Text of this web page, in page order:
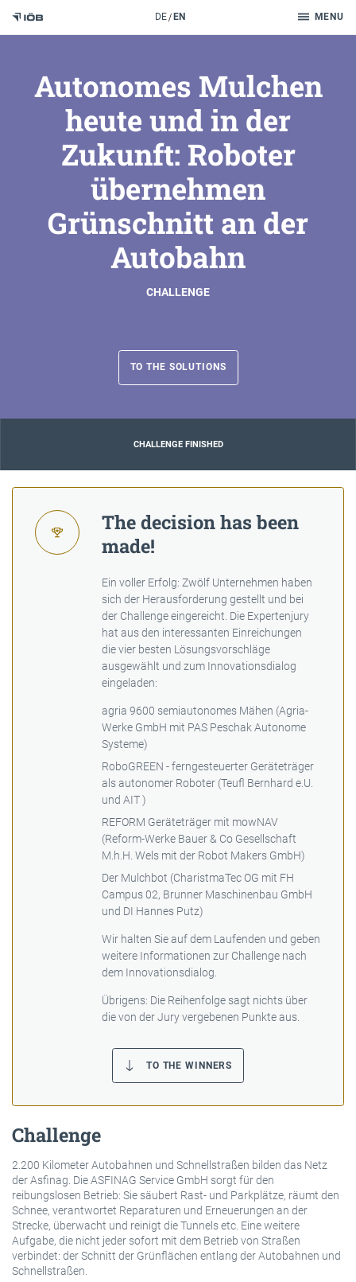
DE EN MENU
Autonomes Mulchen
heute und in der
Zukunft: Roboter
übernehmen
Grünschnitt an der
Autobahn
CHALLENGE
TO THE SOLUTIONS
CHALLENGE FINISHED
The decision has been
made!
Ein voller Erfolg: Zwölf Unternehmen haben
sich der Herausforderung gestellt und bei
der Challenge eingereicht. Die Expertenjury
hat aus den interessanten Einreichungen
die vier besten Lösungsvorschläge
ausgewählt und zum Innovationsdialog
eingeladen:
agria 9600 semiautonomes Mähen (Agria-
Werke GmbH mit PAS Peschak Autonome
Systeme)
RoboGREEN - ferngesteuerter Geräteträger
als autonomer Roboter (Teufl Bernhard e.U.
und AIT )
REFORM Geräteträger mit mowNAV
(Reform-Werke Bauer & Co Gesellschaft
M.h.H. Wels mit der Robot Makers GmbH)
Der Mulchbot (CharistmaTec OG mit FH
Campus 02, Brunner Maschinenbau GmbH
und DI Hannes Putz)
Wir halten Sie auf dem Laufenden und geben
weitere Informationen zur Challenge nach
dem Innovationsdialog.
Übrigens: Die Reihenfolge sagt nichts über
die von der Jury vergebenen Punkte aus.
TO THE WINNERS
Challenge
2.200 Kilometer Autobahnen und Schnellstraßen bilden das Netz
der Asfinag. Die ASFINAG Service GmbH sorgt für den
reibungslosen Betrieb: Sie säubert Rast- und Parkplätze, räumt den
Schnee, verantwortet Reparaturen und Erneuerungen an der
Strecke, überwacht und reinigt die Tunnels etc. Eine weitere
Aufgabe, die nicht jeder sofort mit dem Betrieb von Straßen
verbindet: der Schnitt der Grünflächen entlang der Autobahnen und
Schnellstraßen.